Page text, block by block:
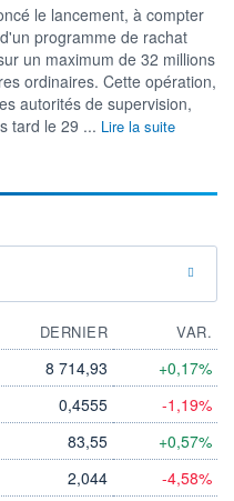
le lancement, à compter
programme de rachat
un maximum de 32 millions
ordinaires. Cette opération,
autorités de supervision,
tard le 29 ... Lire la suite
DERNIER
VAR.
8 714,93 +0,17%
0,4555 -1,19%
83,55 +0,57%
2,044 -4,58%